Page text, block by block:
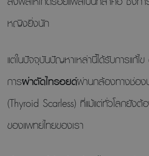
หญิงยิ่งนัก
แต่ในปัจจุบันปัญหาเหล่านี้ได้รับการแก้ไข
การผ่าตัดไทรอยด์ผ่านกล้องทางช่อง
(Thyroid Scarless) ที่แม้แต่ทั่วโลกยัง
ของแพทย์ไทยของเรา